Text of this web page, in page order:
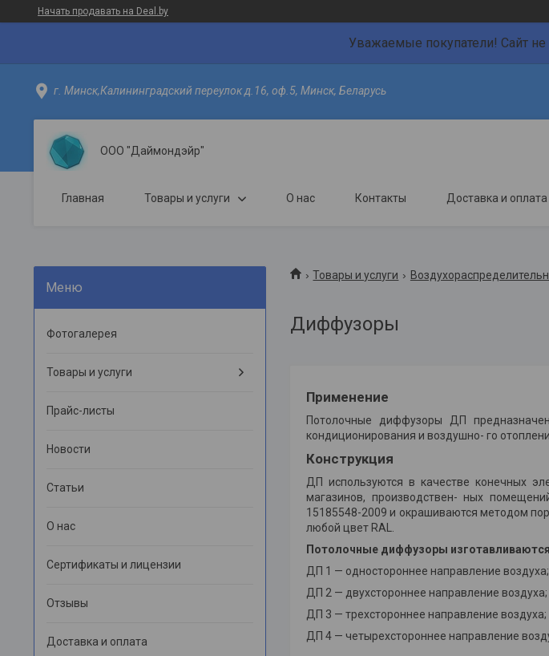
Начать продавать на Deal.by
Уважаемые покупатели! Сайт не
г. Минск,Калининградский переулок д.16, оф.5, Минск, Беларусь
ООО "Даймондэйр"
Главная Товары и услуги О нас Контакты Доставка и оплата
Товары и услуги
Диффузоры
Применение
Потолочные диффузоры ДП
кондиционирования и воздушно- го
Конструкция
ДП используются в качестве конечных
магазинов, производствен- ных
15185548-2009 и окрашиваются методом
любой цвет RAL.
Потолочные диффузоры
ДП 1 — одностороннее направление воздуха;
ДП 2 — двухстороннее направление воздуха;
ДП 3 — трехстороннее направление воздуха;
ДП 4 — четырехстороннее направление
Фотогалерея
Товары и услуги
Прайс-листы
Новости
Статьи
О нас
Сертификаты и лицензии
Отзывы
Доставка и оплата